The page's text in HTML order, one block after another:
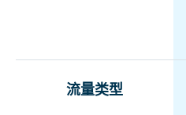
流量类型